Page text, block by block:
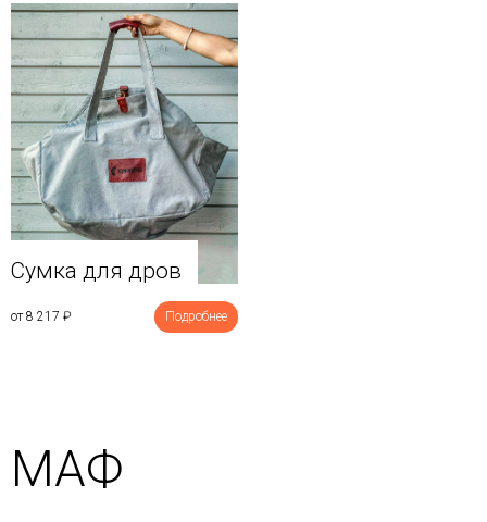
Сумка для дров
от 8 217 ₽ Подробнее
МАФ